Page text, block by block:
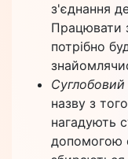
з'єднання
Працювати
потрібно
назву з
нагадують
допомогою